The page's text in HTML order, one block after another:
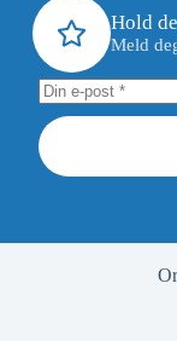
Hold
Meld